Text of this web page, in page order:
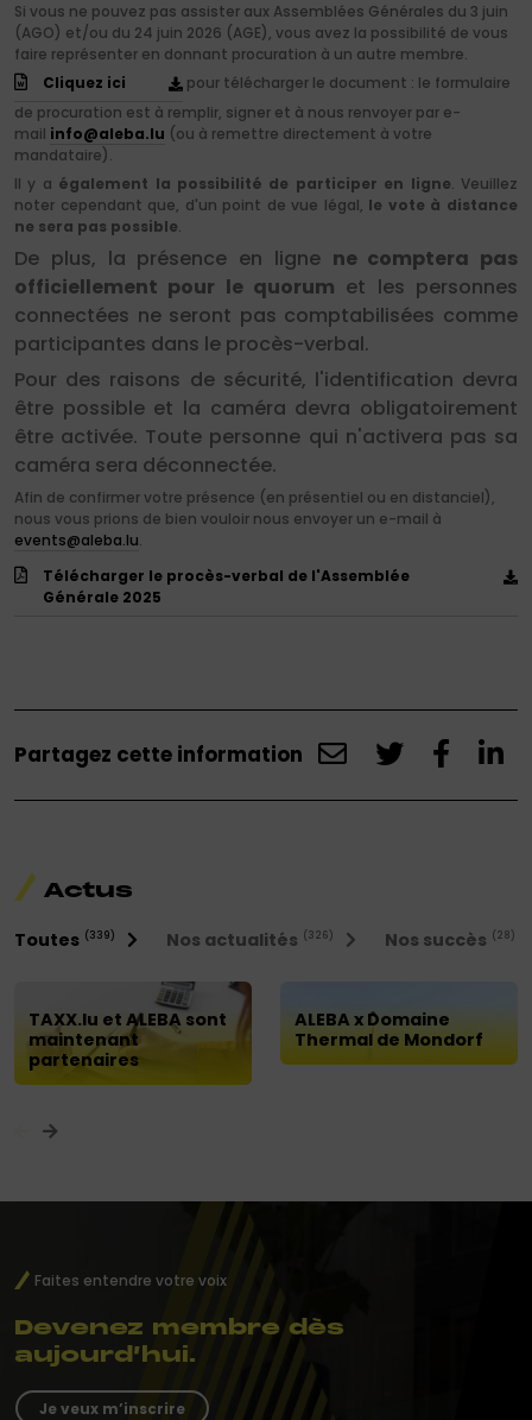
Si vous ne pouvez pas assister aux Assemblées Générales du 3 juin
(AGO) et/ou du 24 juin 2026 (AGE), vous avez la possibilité de vous
faire représenter en donnant procuration à un autre membre.
Cliquez ici
pour télécharger le document : le formulaire
de procuration est à remplir, signer et à nous renvoyer par e-
mail info@aleba.lu (ou à remettre directement à votre
mandataire).
Il y a également la possibilité de participer en ligne. Veuillez
noter cependant que, d'un point de vue légal, le vote à distance
ne sera pas possible.
De plus, la présence en ligne ne comptera pas
officiellement pour le quorum et les personnes
connectées ne seront pas comptabilisées comme
participantes dans le procès-verbal.
Pour des raisons de sécurité, l'identification devra
être possible et la caméra devra obligatoirement
être activée. Toute personne qui n'activera pas sa
caméra sera déconnectée.
Afin de confirmer votre présence (en présentiel ou en distanciel),
nous vous prions de bien vouloir nous envoyer un e-mail à
events@aleba.lu.
Télécharger le procès-verbal de l'Assemblée
Générale 2025
Partagez cette information
Actus
Toutes (339) Nos actualités (326) Nos succès (28)
TAXX.lu et ALEBA sont
maintenant
partenaires
ALEBA x Domaine
Thermal de Mondorf
Faites entendre votre voix
Devenez membre dès
aujourd’hui.
Je veux m’inscrire